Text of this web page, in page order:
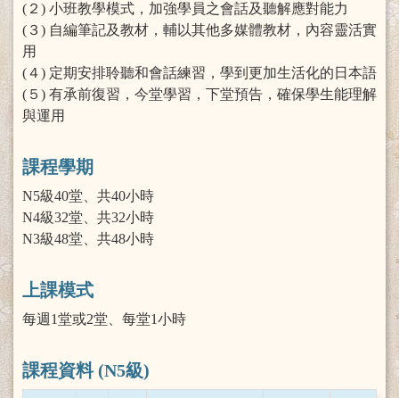
(２) 小班教學模式，加強學員之會話及聽解應對能力
(３) 自編筆記及教材，輔以其他多媒體教材，內容靈活實
用
(４) 定期安排聆聽和會話練習，學到更加生活化的日本語
(５) 有承前復習，今堂學習，下堂預告，確保學生能理解
與運用
課程學期
N5級40堂、共40小時
N4級32堂、共32小時
N3級48堂、共48小時
上課模式
每週1堂或2堂、每堂1小時
課程資料 (N5級)